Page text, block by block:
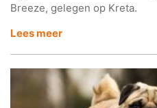
Breeze, gelegen op Kreta.
Lees meer